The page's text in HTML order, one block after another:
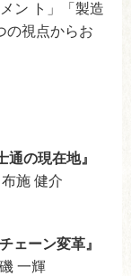
ン ト」「製造
の視点からお
通の現在地』
施 健介
ェーン変革』
一輝